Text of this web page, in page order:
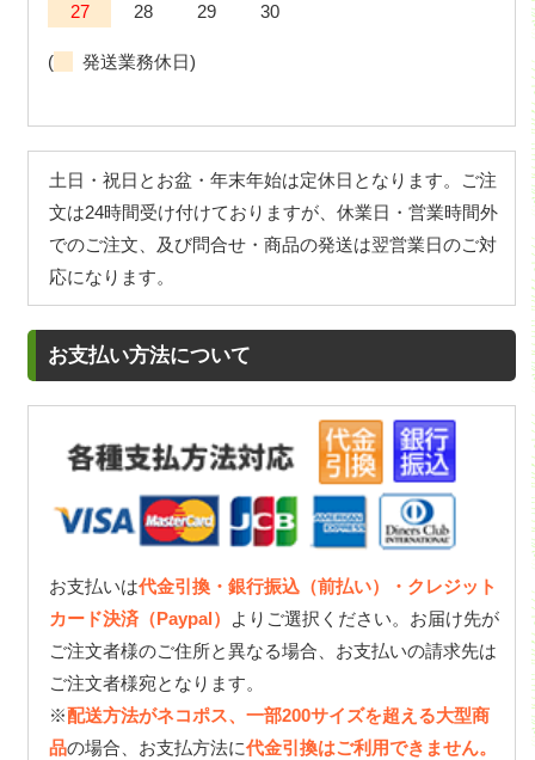
27
28 29 30
( 発送業務休日)
土日・祝日とお盆・年末年始は定休日となります。ご注
文は24時間受け付けておりますが、休業日・営業時間外
でのご注文、及び問合せ・商品の発送は翌営業日のご対
応になります。
お支払い方法について
お支払いは代金引換・銀行振込（前払い）・クレジット
カード決済（Paypal）
よりご選択ください。お届け先が
ご注文者様のご住所と異なる場合、お支払いの請求先は
ご注文者様宛となります。
※配送方法がネコポス、一部200サイズを超える大型商
品の場合、お支払方法に代金引換はご利用できません。